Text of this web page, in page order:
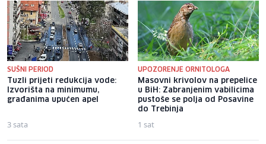
SUŠNI PERIOD
Tuzli prijeti redukcija vode:
Izvorišta na minimumu,
građanima upućen apel
3 sata
UPOZORENJE ORNITOLOGA
Masovni krivolov na prepelice
u BiH: Zabranjenim vabilicima
pustoše se polja od Posavine
do Trebinja
1 sat